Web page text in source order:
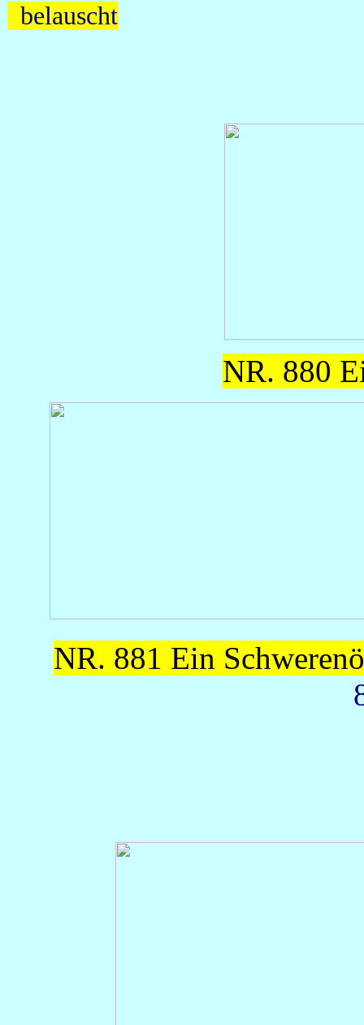
belauscht
NR. 880
NR. 881 Ein